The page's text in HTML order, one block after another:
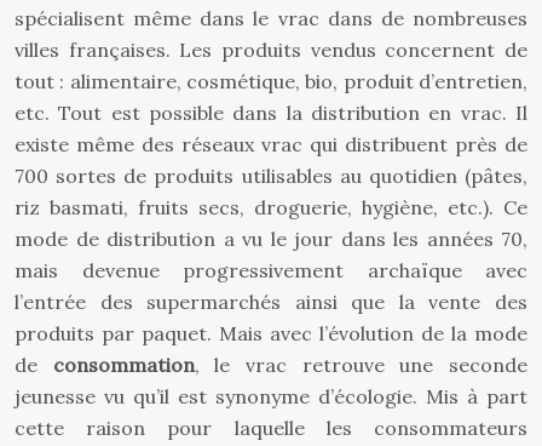
spécialisent même dans le vrac dans de nombreuses
villes françaises. Les produits vendus concernent de
tout : alimentaire, cosmétique, bio, produit d’entretien,
etc. Tout est possible dans la distribution en vrac. Il
existe même des réseaux vrac qui distribuent près de
700 sortes de produits utilisables au quotidien (pâtes,
riz basmati, fruits secs, droguerie, hygiène, etc.). Ce
mode de distribution a vu le jour dans les années 70,
mais devenue progressivement archaïque avec
l’entrée des supermarchés ainsi que la vente des
produits par paquet. Mais avec l’évolution de la mode
de consommation, le vrac retrouve une seconde
jeunesse vu qu’il est synonyme d’écologie. Mis à part
cette raison pour laquelle les consommateurs